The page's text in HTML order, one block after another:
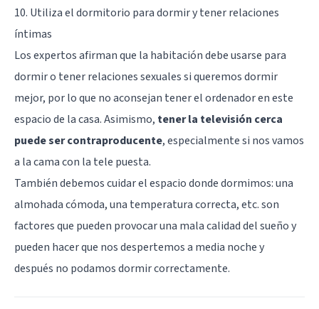
10. Utiliza el dormitorio para dormir y tener relaciones
íntimas
Los expertos afirman que la habitación debe usarse para
dormir o tener relaciones sexuales si queremos dormir
mejor, por lo que no aconsejan tener el ordenador en este
espacio de la casa. Asimismo, tener la televisión cerca
puede ser contraproducente, especialmente si nos vamos
a la cama con la tele puesta.
También debemos cuidar el espacio donde dormimos: una
almohada cómoda, una temperatura correcta, etc. son
factores que pueden provocar una mala calidad del sueño y
pueden hacer que nos despertemos a media noche y
después no podamos dormir correctamente.